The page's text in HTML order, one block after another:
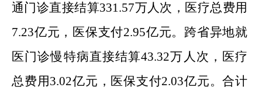
通门诊直接结算331.57万人次，医疗总费用
7.23亿元，医保支付2.95亿元。跨省异地就
医门诊慢特病直接结算43.32万人次，医疗
总费用3.02亿元， 医保支付2.03亿元。合计